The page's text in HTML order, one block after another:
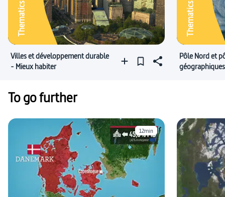
Thematics
Villes et développement durable
- Mieux habiter
Thematics
Pôle Nord et
To go further
12min